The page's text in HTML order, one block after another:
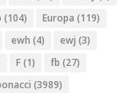
(104) Europa (119)
ewh (4) ewj (3)
F(1) fb (27)
(3989)